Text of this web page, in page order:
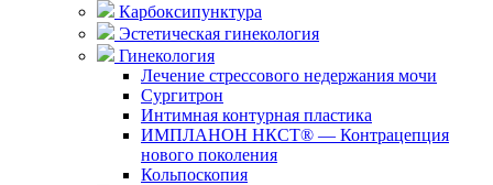
Карбоксипунктура
Эстетическая гинекология
Гинекология
Лечение стрессового недержания мочи
Сургитрон
Интимная контурная пластика
ИМПЛАНОН НКСТ® — Контрацепция
нового поколения
Кольпоскопия